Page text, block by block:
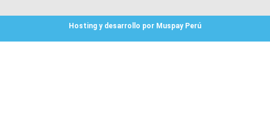
Hosting y desarrollo por Muspay Perú